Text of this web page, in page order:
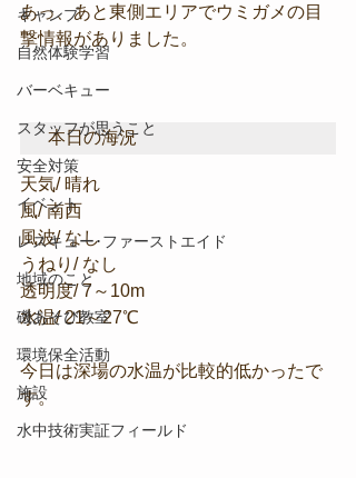
キャンプ
自然体験学習
バーベキュー
スタッフが思うこと
安全対策
イベント
レスキュー･ファーストエイド
地域のこと
磯あそび教室
環境保全活動
施設
水中技術実証フィールド
あっ、あと東側エリアでウミガメの目
撃情報がありました。
本日の海況
天気/ 晴れ
風/ 南西
風波/ なし
うねり/ なし
透明度/ 7～10m
水温/ 21～27℃
今日は深場の水温が比較的低かったで
す。